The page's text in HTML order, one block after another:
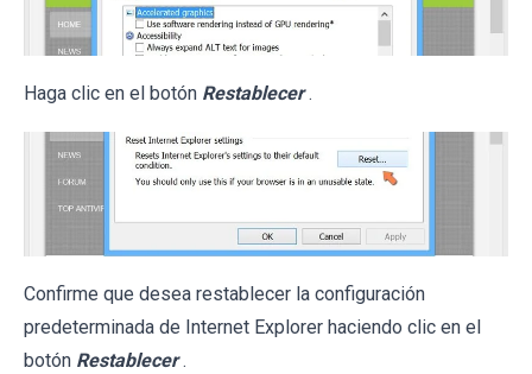
Haga clic en el botón Restablecer .
Confirme que desea restablecer la configuración
predeterminada de Internet Explorer haciendo clic en el
botón Restablecer .